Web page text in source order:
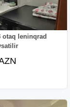
otaq leninqrad